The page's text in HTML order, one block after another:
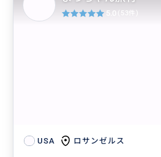
USA ロサンゼルス
5.0 (53件)